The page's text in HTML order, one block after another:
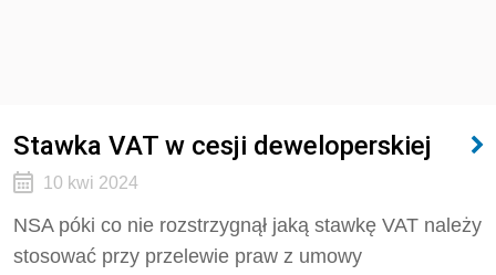
Stawka VAT w cesji deweloperskiej
10 kwi 2024
NSA póki co nie rozstrzygnął jaką stawkę VAT należy
stosować przy przelewie praw z umowy